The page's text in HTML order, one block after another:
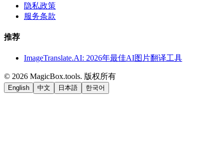
隐私政策
服务条款
推荐
ImageTranslate.AI: 2026年最佳AI图片翻译工具
© 2026 MagicBox.tools. 版权所有
English 中文 日本語 한국어